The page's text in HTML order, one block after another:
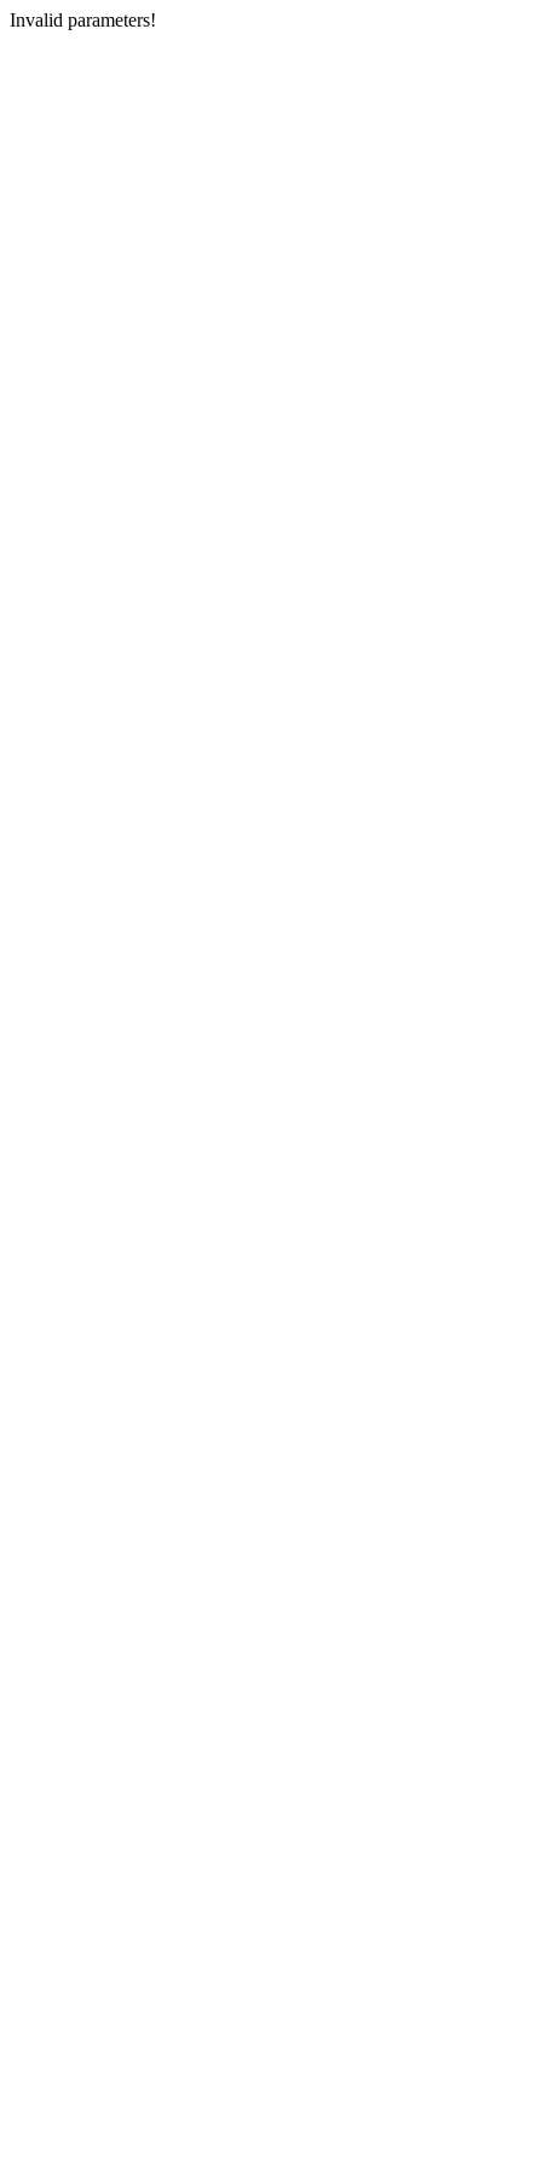
Invalid parameters!